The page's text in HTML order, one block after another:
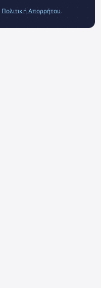
Πολιτική Απορρήτου.